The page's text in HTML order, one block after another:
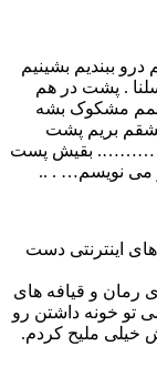
درو ببندیم بشینیم
. پشت در هم
مشکوک بشه
عشقم بریم پشت
… ………. بقیش پست
می نویسم… . ..
اینترنتی دست
رمان و قیافه های
تو خونه داشتن رو
خیلی ملیح کردم.